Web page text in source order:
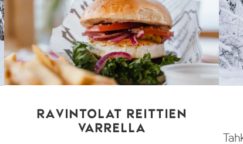
RAVINTOLAT REITTIEN
VARRELLA